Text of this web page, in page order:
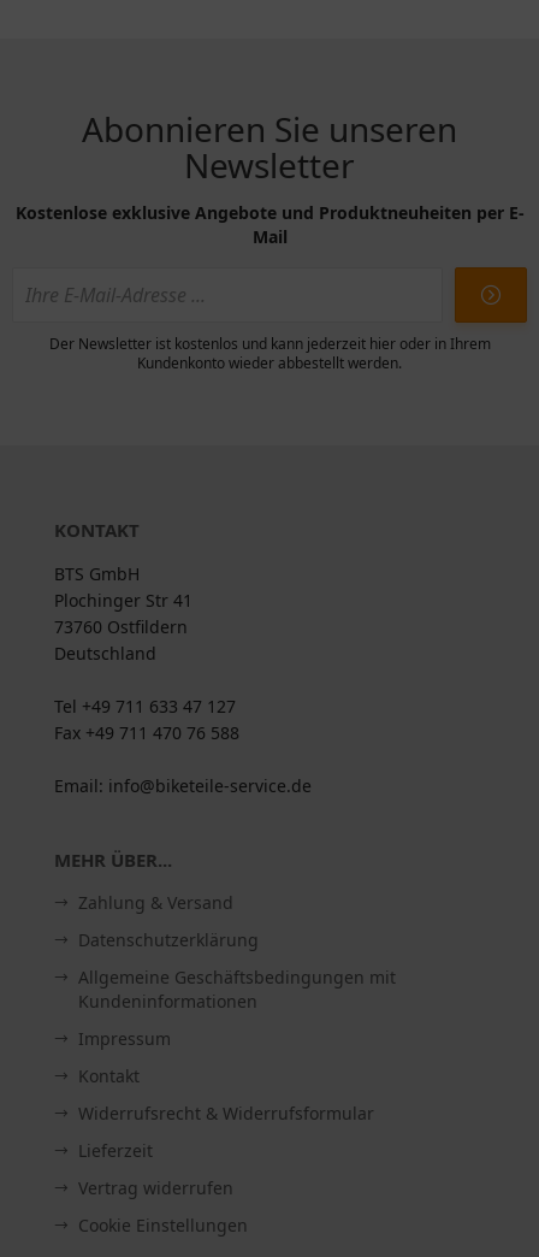
Abonnieren Sie unseren
Newsletter
Kostenlose exklusive Angebote und Produktneuheiten per E-
Mail
Der Newsletter ist kostenlos und kann jederzeit hier oder in Ihrem
Kundenkonto wieder abbestellt werden.
KONTAKT
BTS GmbH
Plochinger Str 41
73760 Ostfildern
Deutschland
Tel +49 711 633 47 127
Fax +49 711 470 76 588
Email: info@biketeile-service.de
MEHR ÜBER...
Zahlung & Versand
Datenschutzerklärung
Allgemeine Geschäftsbedingungen mit
Kundeninformationen
Impressum
Kontakt
Widerrufsrecht & Widerrufsformular
Lieferzeit
Vertrag widerrufen
Cookie Einstellungen